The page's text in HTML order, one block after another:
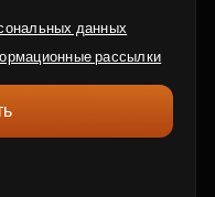
данных
рассылки